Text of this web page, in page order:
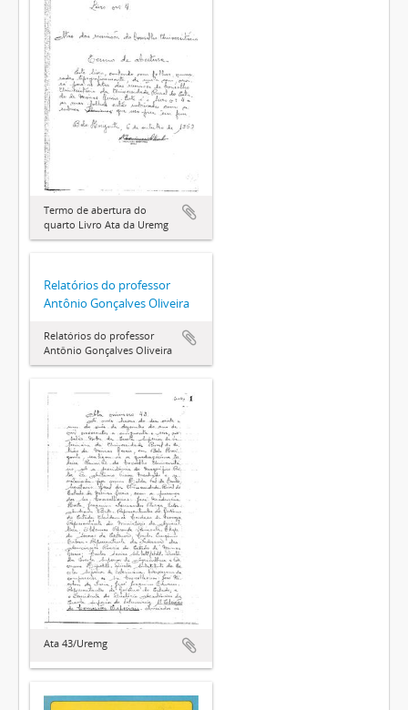
Termo de abertura do
quarto Livro Ata da Uremg
Relatórios do professor
Antônio Gonçalves Oliveira
Relatórios do professor
Antônio Gonçalves Oliveira
Ata 43/Uremg